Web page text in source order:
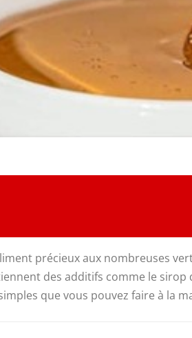
précieux aux nombreuses
des additifs comme le
que vous pouvez faire à la